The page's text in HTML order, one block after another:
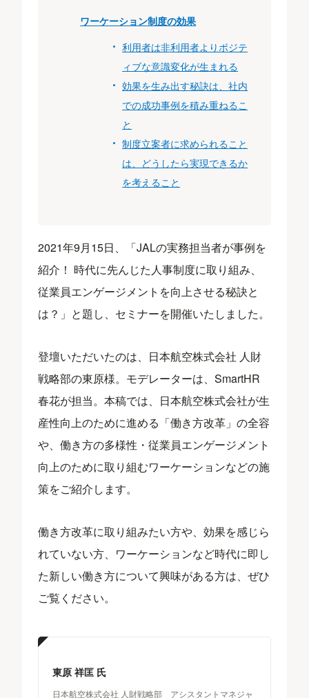
ワーケーション制度の効果
利用者は非利用者よりポジテ
ィブな意識変化が生まれる
効果を生み出す秘訣は、社内
での成功事例を積み重ねるこ
と
制度立案者に求められること
は、どうしたら実現できるか
を考えること
2021年9月15日、「JALの実務担当者が事例を
紹介！ 時代に先んじた人事制度に取り組み、
従業員エンゲージメントを向上させる秘訣と
は？」と題し、セミナーを開催いたしました。
登壇いただいたのは、日本航空株式会社 人財
戦略部の東原様。モデレーターは、SmartHR
春花が担当。本稿では、日本航空株式会社が生
産性向上のために進める「働き方改革」の全容
や、働き方の多様性・従業員エンゲージメント
向上のために取り組むワーケーションなどの施
策をご紹介します。
働き方改革に取り組みたい方や、効果を感じら
れていない方、ワーケーションなど時代に即し
た新しい働き方について興味がある方は、ぜひ
ご覧ください。
東原 祥匡 氏
日本航空株式会社 人財戦略部 アシスタントマネジャ